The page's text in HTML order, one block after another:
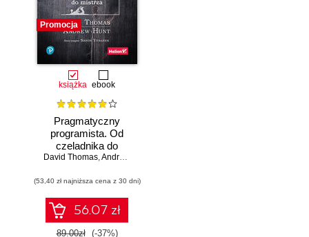
Promocja
książka ebook
Pragmatyczny
programista. Od
czeladnika do
mistrza. Wydanie II
David Thomas,Andrew Hunt
(53,40 zł najniższa cena z 30 dni)
56.07 zł
89.00zł (-37%)